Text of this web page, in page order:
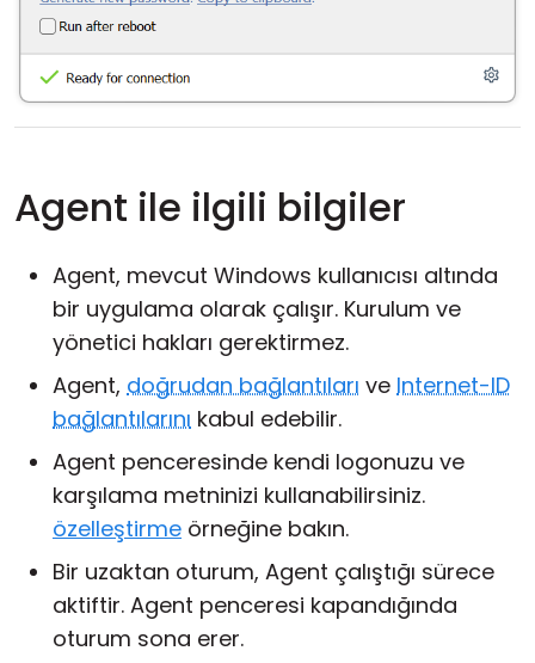
Agent ile ilgili bilgiler
Agent, mevcut Windows kullanıcısı altında
bir uygulama olarak çalışır. Kurulum ve
yönetici hakları gerektirmez.
Agent, doğrudan bağlantıları ve Internet-ID
bağlantılarını kabul edebilir.
Agent penceresinde kendi logonuzu ve
karşılama metninizi kullanabilirsiniz.
özelleştirme örneğine bakın.
Bir uzaktan oturum, Agent çalıştığı sürece
aktiftir. Agent penceresi kapandığında
oturum sona erer.